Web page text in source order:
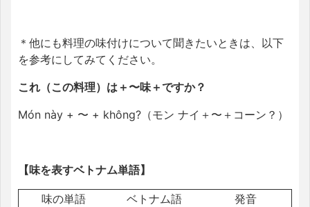
＊他にも料理の味付けについて聞きたいときは、以下
を参考にしてみてください。
これ（この料理）は＋〜味＋ですか？
Món này + 〜 + không?（モン ナイ＋〜＋コーン？）
【味を表すベトナム単語】
味の単語 ベトナム語
発音